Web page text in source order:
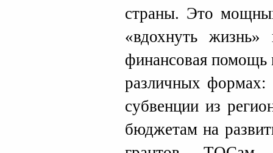
страны. Это
«вдохнуть жизнь»
финансовая помощь
различных формах:
субвенции из
бюджетам на